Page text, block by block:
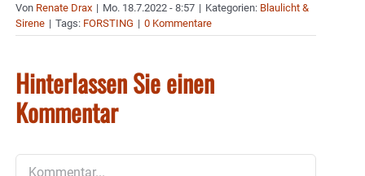
Von Renate Drax | Mo. 18.7.2022 - 8:57 | Kategorien: Blaulicht &
Sirene | Tags: FORSTING | 0 Kommentare
Hinterlassen Sie einen
Kommentar